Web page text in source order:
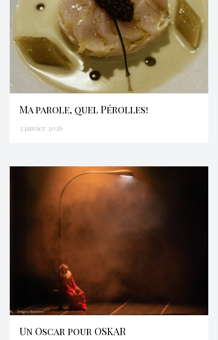
Ma parole, quel Pérolles!
2 janvier 2026
Un Oscar pour OSKAR